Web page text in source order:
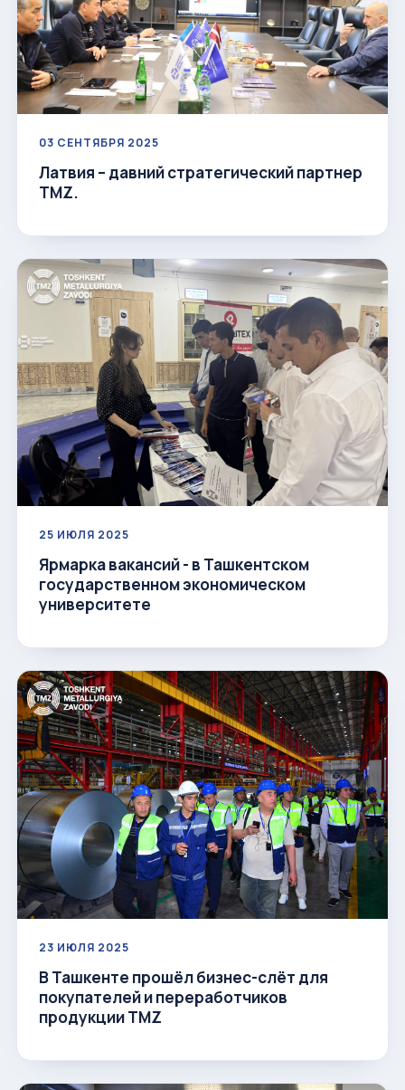
03 СЕНТЯБРЯ 2025
Латвия – давний стратегический партнер
ТМZ.
25 ИЮЛЯ 2025
Ярмарка вакансий - в Ташкентском
государственном экономическом
университете
23 ИЮЛЯ 2025
В Ташкенте прошёл бизнес-слёт для
покупателей и переработчиков
продукции TMZ